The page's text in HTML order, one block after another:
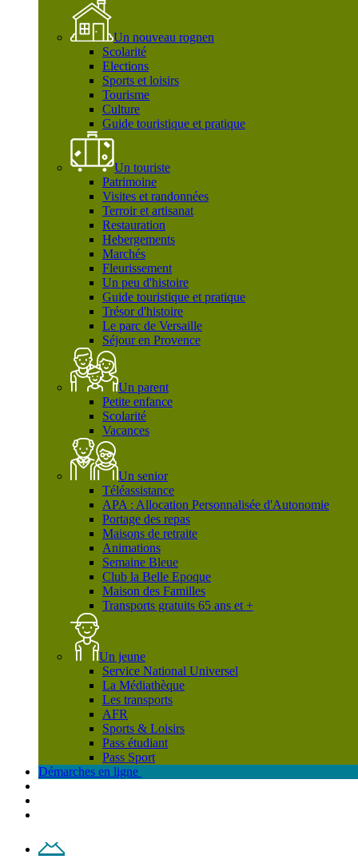
Un nouveau rognen
Scolarité
Elections
Sports et loisirs
Tourisme
Culture
Guide touristique et pratique
Un touriste
Patrimoine
Visites et randonnées
Terroir et artisanat
Restauration
Hebergements
Marchés
Fleurissement
Un peu d'histoire
Guide touristique et pratique
Trésor d'histoire
Le parc de Versaille
Séjour en Provence
Un parent
Petite enfance
Scolarité
Vacances
Un senior
Téléassistance
APA : Allocation Personnalisée d'Autonomie
Portage des repas
Maisons de retraite
Animations
Semaine Bleue
Club la Belle Epoque
Maison des Familles
Transports gratuits 65 ans et +
Un jeune
Service National Universel
La Médiathèque
Les transports
AFR
Sports & Loisirs
Pass étudiant
Pass Sport
Démarches en ligne
Contact